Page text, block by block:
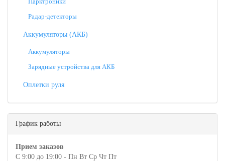
Радар-детекторы
Аккумуляторы (АКБ)
Аккумуляторы
Зарядные устройства для АКБ
Оплетки руля
График работы
Прием заказов
С 9:00 до 19:00 - Пн Вт Ср Чт Пт